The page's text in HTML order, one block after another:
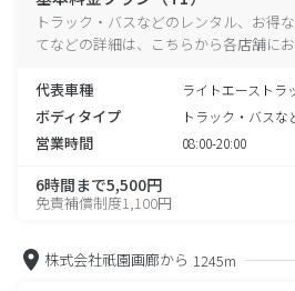
トラック・バスなどのレンタル、お得
てなどの詳細は、こちらから各店舗にお
代表車種 ライトエーストラ
ボディタイプ トラック・バスな
営業時間 08:00-20:00
6時間まで5,500円
免責補償制度1,100円
株式会社祇園画廊から 1245m